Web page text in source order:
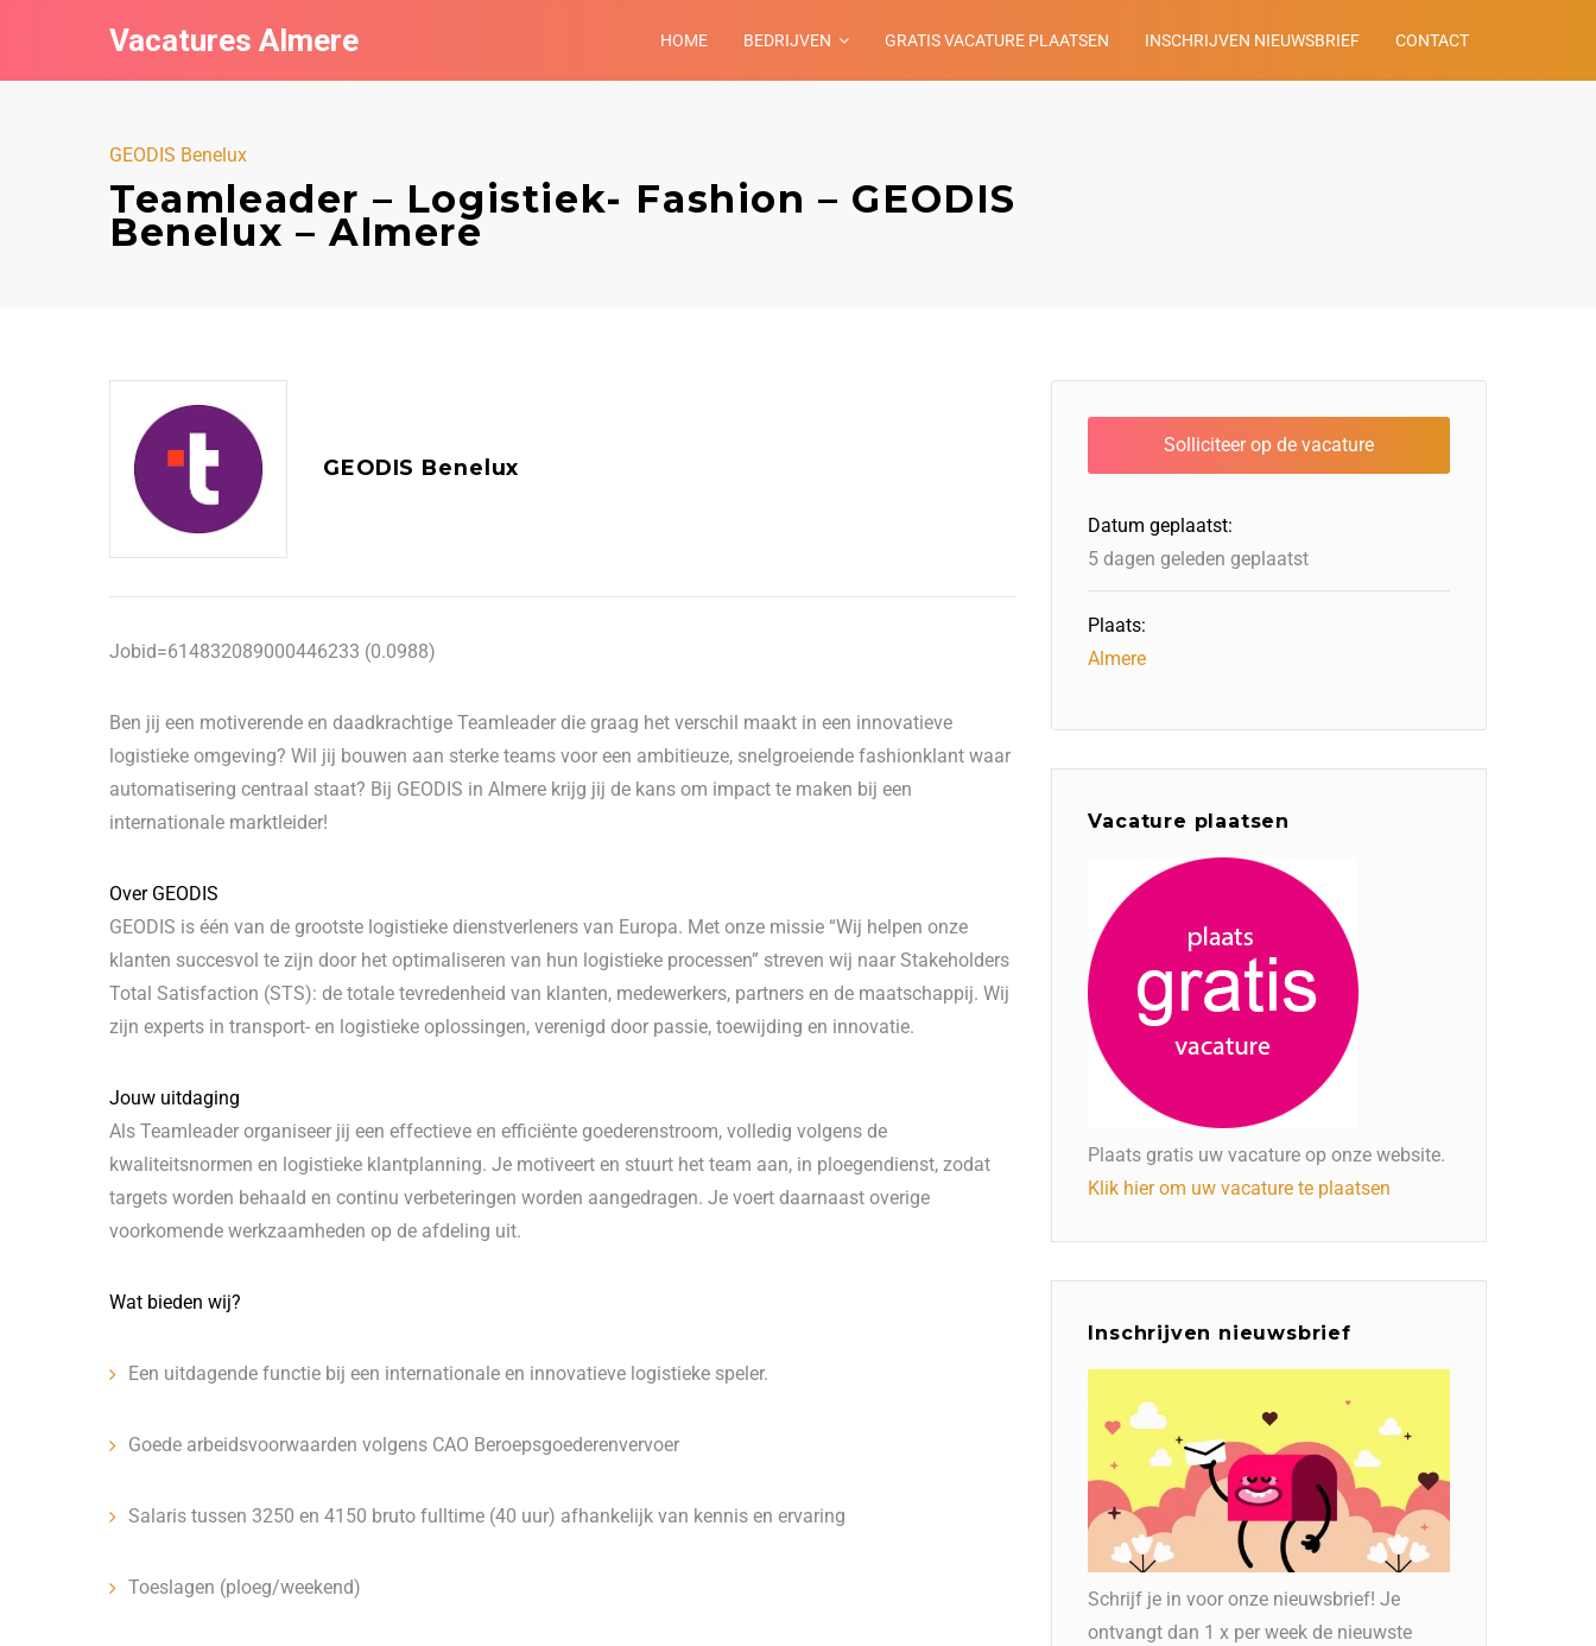
Vacatures Almere HOME BEDRIJVEN GRATIS VACATURE PLAATSEN INSCHRIJVEN NIEUWSBRIEF CONTACT
GEODIS Benelux
Teamleader – Logistiek- Fashion – GEODIS
Benelux – Almere
GEODIS Benelux
Jobid=614832089000446233 (0.0988)
Ben jij een motiverende en daadkrachtige Teamleader die graag het verschil maakt in een innovatieve
logistieke omgeving? Wil jij bouwen aan sterke teams voor een ambitieuze, snelgroeiende fashionklant waar
automatisering centraal staat? Bij GEODIS in Almere krijg jij de kans om impact te maken bij een
internationale marktleider!
Over GEODIS
GEODIS is één van de grootste logistieke dienstverleners van Europa. Met onze missie “Wij helpen onze
klanten succesvol te zijn door het optimaliseren van hun logistieke processen” streven wij naar Stakeholders
Total Satisfaction (STS): de totale tevredenheid van klanten, medewerkers, partners en de maatschappij. Wij
zijn experts in transport- en logistieke oplossingen, verenigd door passie, toewijding en innovatie.
Jouw uitdaging
Als Teamleader organiseer jij een effectieve en efficiënte goederenstroom, volledig volgens de
kwaliteitsnormen en logistieke klantplanning. Je motiveert en stuurt het team aan, in ploegendienst, zodat
targets worden behaald en continu verbeteringen worden aangedragen. Je voert daarnaast overige
voorkomende werkzaamheden op de afdeling uit.
Wat bieden wij?
Een uitdagende functie bij een internationale en innovatieve logistieke speler.
Goede arbeidsvoorwaarden volgens CAO Beroepsgoederenvervoer
Salaris tussen 3250 en 4150 bruto fulltime (40 uur) afhankelijk van kennis en ervaring
Toeslagen (ploeg/weekend)
Datum geplaatst:
5 dagen geleden geplaatst
Plaats:
Almere
Vacature plaatsen
Plaats gratis uw vacature op onze website.
Klik hier om uw vacature te plaatsen
Inschrijven nieuwsbrief
Schrijf je in voor onze nieuwsbrief! Je
ontvangt dan 1 x per week de nieuwste